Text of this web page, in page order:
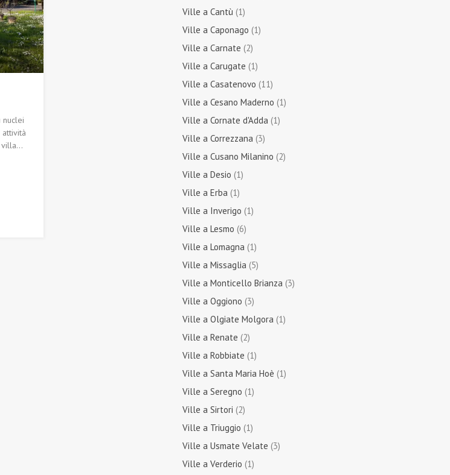
villa…
Ville a Cantù (1)
Ville a Caponago (1)
Ville a Carnate (2)
Ville a Carugate (1)
Ville a Casatenovo (11)
Ville a Cesano Maderno (1)
Ville a Cornate d'Adda (1)
Ville a Correzzana (3)
Ville a Cusano Milanino (2)
Ville a Desio (1)
Ville a Erba (1)
Ville a Inverigo (1)
Ville a Lesmo (6)
Ville a Lomagna (1)
Ville a Missaglia (5)
Ville a Monticello Brianza (3)
Ville a Oggiono (3)
Ville a Olgiate Molgora (1)
Ville a Renate (2)
Ville a Robbiate (1)
Ville a Santa Maria Hoè (1)
Ville a Seregno (1)
Ville a Sirtori (2)
Ville a Triuggio (1)
Ville a Usmate Velate (3)
Ville a Verderio (1)